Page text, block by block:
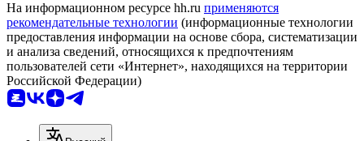
На информационном ресурсе hh.ru применяются
рекомендательные технологии (информационные технологии
предоставления информации на основе сбора, систематизации
и анализа сведений, относящихся к предпочтениям
пользователей сети «Интернет», находящихся на территории
Российской Федерации)